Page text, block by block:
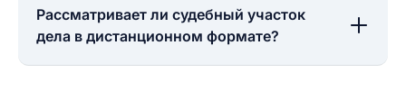
Рассматривает ли судебный участок
дела в дистанционном формате?